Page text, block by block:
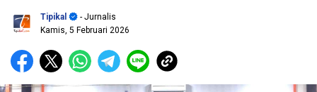
Tipikal
- Jurnalis
Kamis, 5 Februari 2026